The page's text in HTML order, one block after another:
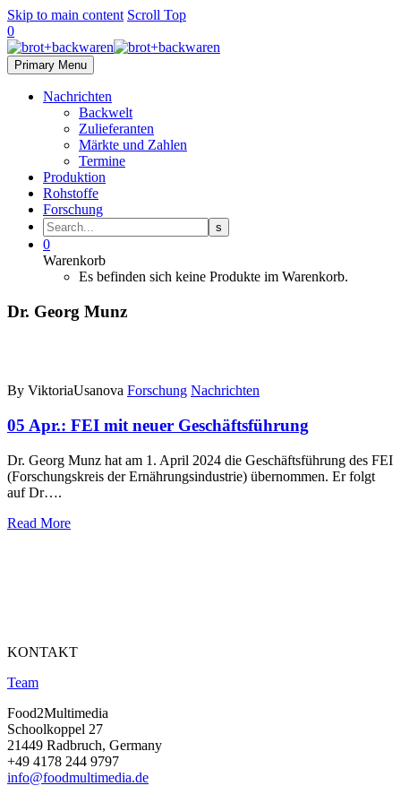
Skip to main content Scroll Top
0
Primary Menu
Nachrichten
Backwelt
Zulieferanten
Märkte und Zahlen
Termine
Produktion
Rohstoffe
Forschung
0
Warenkorb
Es befinden sich keine Produkte im Warenkorb.
Dr. Georg Munz
By ViktoriaUsanova Forschung Nachrichten
05 Apr.: FEI mit neuer Geschäftsführung
Dr. Georg Munz hat am 1. April 2024 die Geschäftsführung des FEI
(Forschungskreis der Ernährungsindustrie) übernommen. Er folgt
auf Dr….
Read More
KONTAKT
Team
Food2Multimedia
Schoolkoppel 27
21449 Radbruch, Germany
+49 4178 244 9797
info@foodmultimedia.de